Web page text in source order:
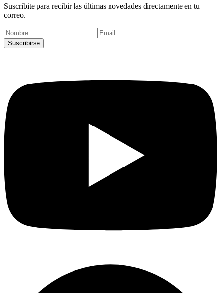
Suscribite para recibir las últimas novedades directamente en tu
correo.
Suscribirse